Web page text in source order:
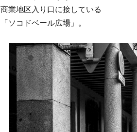
商業地区入り口に接している
「ソコドベール広場」。